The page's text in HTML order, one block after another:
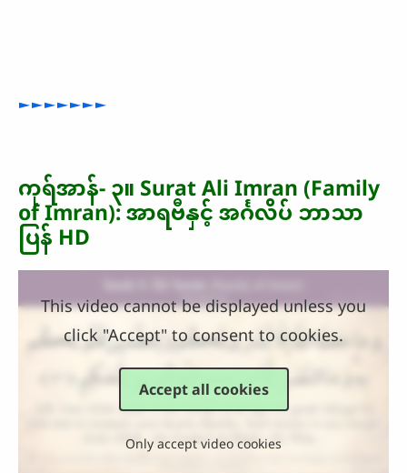
►►►►►►►
This video cannot be displayed unless you
click "Accept" to consent to cookies.
Accept all cookies
Only accept video cookies
ကုရ်အာန်- ၃။ Surat Ali Imran (Family
of Imran): အာရဗီနှင့် အင်္ဂလိပ် ဘာသာ
ပြန် HD